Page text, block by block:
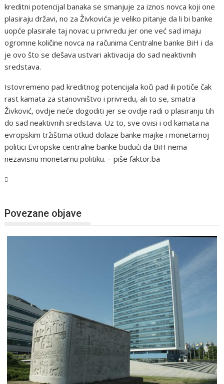
kreditni potencijal banaka se smanjuje za iznos novca koji one
plasiraju državi, no za Živkovića je veliko pitanje da li bi banke
uopće plasirale taj novac u privredu jer one već sad imaju
ogromne količine novca na računima Centralne banke BiH i da
je ovo što se dešava ustvari aktivacija do sad neaktivnih
sredstava.
Istovremeno pad kreditnog potencijala koči pad ili potiče čak
rast kamata za stanovništvo i privredu, ali to se, smatra
Živković, ovdje neće dogoditi jer se ovdje radi o plasiranju tih
do sad neaktivnih sredstava. Uz to, sve ovisi i od kamata na
evropskim tržištima otkud dolaze banke majke i monetarnoj
politici Evropske centralne banke budući da BiH nema
nezavisnu monetarnu politiku. – piše faktor.ba
Povezane objave